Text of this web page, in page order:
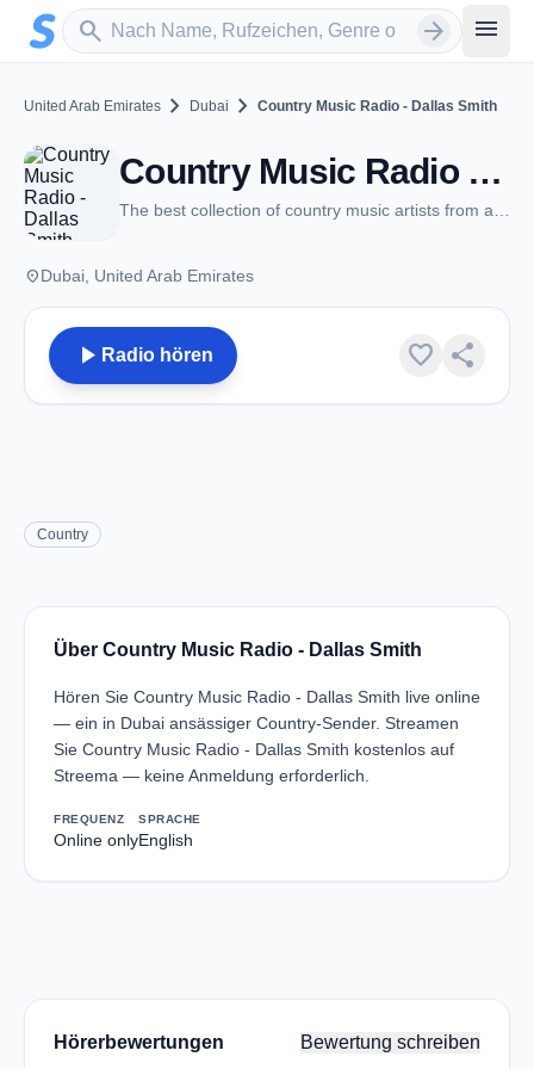
Zum Hauptinhalt springen
search
Sender suchen arrow_forward menu
United Arab Emirates chevron_right Dubai chevron_right Country Music Radio - Dallas Smith
Country Music Radio - Dallas Smith - Dubai
placeDubai, United Arab Emirates
play_arrow Radio hören favorite share
Country
Über Country Music Radio - Dallas Smith
Hören Sie Country Music Radio - Dallas Smith live online
— ein in Dubai ansässiger Country-Sender. Streamen
Sie Country Music Radio - Dallas Smith kostenlos auf
Streema — keine Anmeldung erforderlich.
FREQUENZ
Online only
SPRACHE
English
Hörerbewertungen Bewertung schreiben